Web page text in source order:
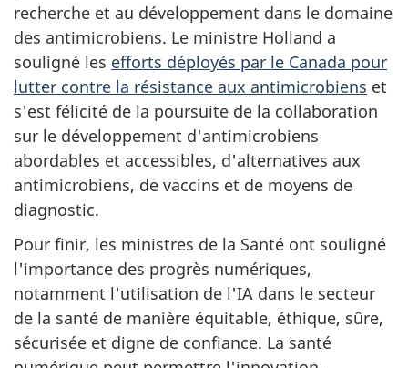
recherche et au développement dans le domaine
des antimicrobiens. Le ministre Holland a
souligné les efforts déployés par le Canada pour
lutter contre la résistance aux antimicrobiens et
s'est félicité de la poursuite de la collaboration
sur le développement d'antimicrobiens
abordables et accessibles, d'alternatives aux
antimicrobiens, de vaccins et de moyens de
diagnostic.
Pour finir, les ministres de la Santé ont souligné
l'importance des progrès numériques,
notamment l'utilisation de l'IA dans le secteur
de la santé de manière équitable, éthique, sûre,
sécurisée et digne de confiance. La santé